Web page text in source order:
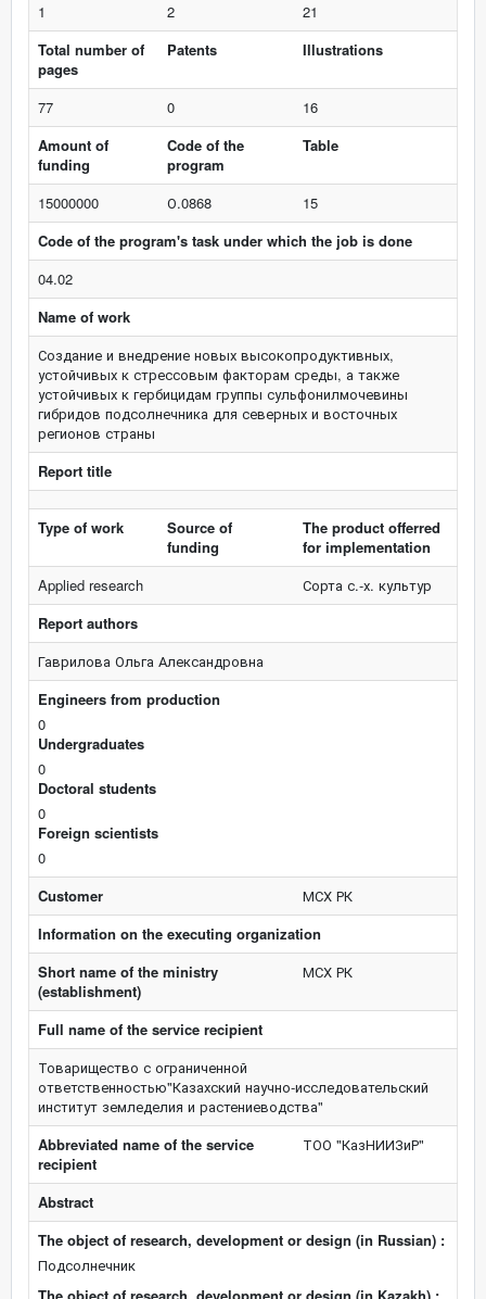
1 2
21
Total number of
pages
Patents Illustrations
77 0
16
Amount of
funding
Code of the
program
Table
15000000 О.0868
15
Code of the program's task under which the job is done
04.02
Name of work
Создание и внедрение новых высокопродуктивных,
устойчивых к стрессовым факторам среды, а также
устойчивых к гербицидам группы сульфонилмочевины
гибридов подсолнечника для северных и восточных
регионов страны
Report title
Type of work
Source of
funding
The product offerred
for implementation
Applied research
Сорта с.-х. культур
Report authors
Гаврилова Ольга Александровна
Engineers from production
0
Undergraduates
0
Doctoral students
0
Foreign scientists
0
Customer
МСХ РК
Information on the executing organization
Short name of the ministry
(establishment)
МСХ РК
Full name of the service recipient
Товарищество с ограниченной
ответственностью"Казахский научно-исследовательский
институт земледелия и растениеводства"
Abbreviated name of the service
recipient
ТОО "КазНИИЗиР"
Abstract
The object of research, development or design (in Russian) :
Подсолнечник